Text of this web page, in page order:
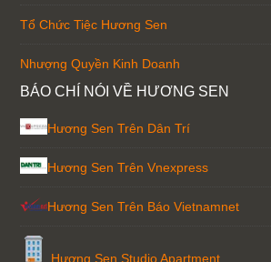
Tổ Chức Tiệc Hương Sen
Nhượng Quyền Kinh Doanh
BÁO CHÍ NÓI VỀ HƯƠNG SEN
Hương Sen Trên Dân Trí
Hương Sen Trên Vnexpress
Hương Sen Trên Báo Vietnamnet
Hương Sen Studio Apartment